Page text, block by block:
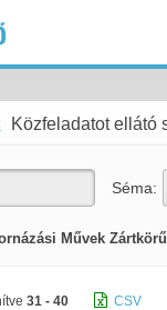
Közfeladatot ellátó
Séma:
Művek
31 - 40 CSV